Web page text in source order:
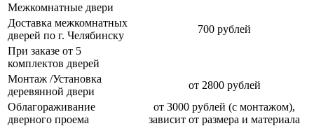
Межкомнатные двери
Доставка межкомнатных
дверей по г. Челябинску
700 рублей
При заказе от 5
комплектов дверей
Монтаж /Установка
деревянной двери
от 2800 рублей
Облагораживание
дверного проема
от 3000 рублей (с монтажом),
зависит от размера и материала